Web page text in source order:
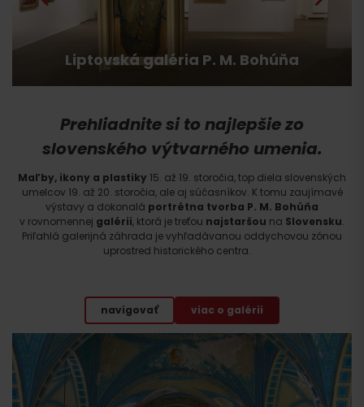
Liptovská galéria P. M. Bohúňa
Prehliadnite si to najlepšie zo
slovenského výtvarného umenia.
Maľby, ikony a plastiky 15. až 19. storočia, top diela slovenských
umelcov 19. až 20. storočia, ale aj súčasníkov. K tomu zaujímavé
výstavy a dokonalá portrétna tvorba P. M. Bohúňa
v rovnomennej galérii, ktorá je treťou najstaršou na Slovensku.
Priľahlá galerijná záhrada je vyhľadávanou oddychovou zónou
uprostred historického centra.
navigovať viac o galérii